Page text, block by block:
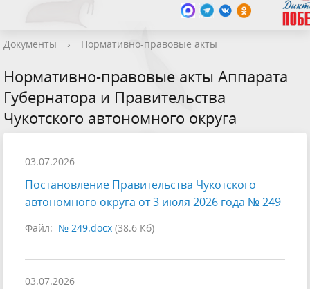
Документы › Нормативно-правовые акты
Нормативно-правовые акты Аппарата
Губернатора и Правительства
Чукотского автономного округа
03.07.2026
Постановление Правительства Чукотского
автономного округа от 3 июля 2026 года № 249
Файл: № 249.docx (38.6 Кб)
03.07.2026